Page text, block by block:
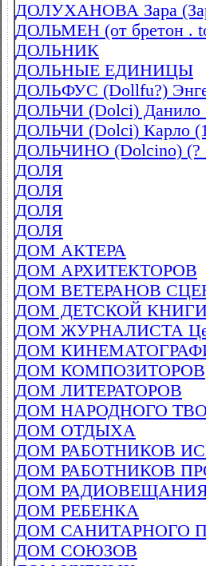
ДОЛУХАНОВА Зара
ДОЛЬМЕН (от бретон .
ДОЛЬНИК
ДОЛЬНЫЕ ЕДИНИЦЫ
ДОЛЬФУС (Dollfu?)
ДОЛЬЧИ (Dolci) Данило
ДОЛЬЧИ (Dolci) Карло
ДОЛЬЧИНО (Dolcino) (?
ДОЛЯ
ДОЛЯ
ДОЛЯ
ДОЛЯ
ДОМ АКТЕРА
ДОМ АРХИТЕКТОРОВ
ДОМ ВЕТЕРАНОВ
ДОМ ДЕТСКОЙ
ДОМ ЖУРНАЛИСТА
ДОМ
ДОМ КОМПОЗИТОРОВ
ДОМ ЛИТЕРАТОРОВ
ДОМ НАРОДНОГО
ДОМ ОТДЫХА
ДОМ РАБОТНИКОВ
ДОМ РАБОТНИКОВ
ДОМ
ДОМ РЕБЕНКА
ДОМ САНИТАРНОГО
ДОМ СОЮЗОВ